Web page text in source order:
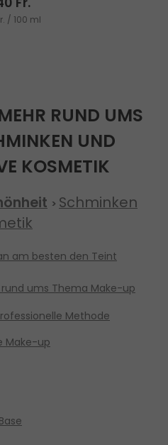
/ 100 ml
RUND UMS
UND
KOSMETIK
> Schminken
am besten den Teint
ums Thema Make-up
Methode
Make-up